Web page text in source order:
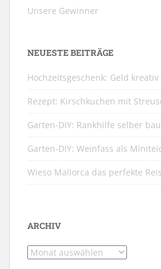
Unsere Gewinner
NEUESTE BEITRÄGE
Hochzeitsgeschenk: Geld
Rezept: Kirschkuchen mit
Garten-DIY: Rankhilfe selber
Garten-DIY: Weinfass als
Wieso Mallorca das perfekte
ARCHIV
Archiv